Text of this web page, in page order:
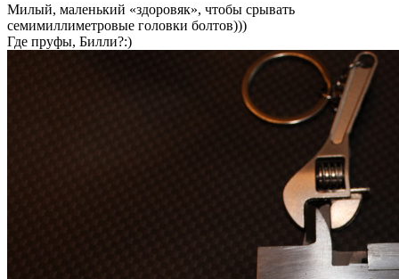
Милый, маленький «здоровяк», чтобы срывать
семимиллиметровые головки болтов)))
Где пруфы, Билли?:)